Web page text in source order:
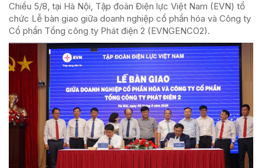
Chiều 5/8, tại Hà Nội, Tập đoàn Điện lực Việt Nam (EVN) tổ
chức Lễ bàn giao giữa doanh nghiệp cổ phần hóa và Công ty
Cổ phần Tổng công ty Phát điện 2 (EVNGENCO2).